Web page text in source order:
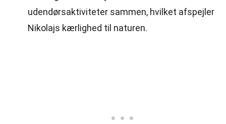
udendørsaktiviteter sammen, hvilket afspejler
Nikolajs kærlighed til naturen.